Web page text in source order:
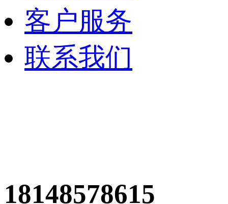
客户服务
联系我们
18148578615